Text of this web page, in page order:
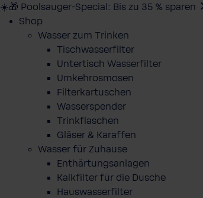
☀️🎁 Poolsauger-Special: Bis zu 35 % sparen
Shop
Wasser zum Trinken
Tischwasserfilter
Untertisch Wasserfilter
Umkehrosmosen
Filterkartuschen
Wasserspender
Trinkflaschen
Gläser & Karaffen
Wasser für Zuhause
Enthärtungsanlagen
Kalkfilter für die Dusche
Hauswasserfilter